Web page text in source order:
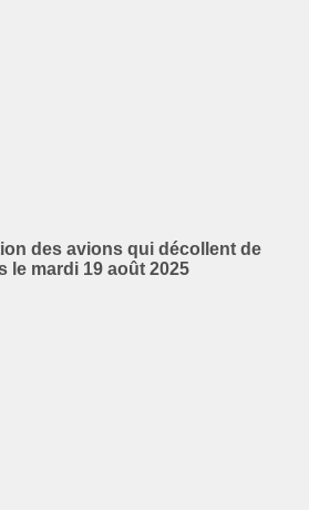
des avions qui décollent de
le mardi 19 août 2025